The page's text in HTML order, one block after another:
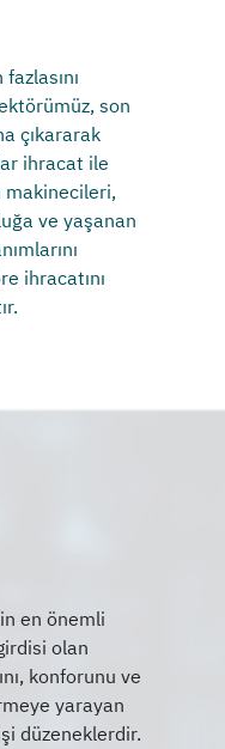
son
çıkararak
ihracat ile
makinecileri,
ve yaşanan
ihracatını
en önemli
olan
konforunu ve
yarayan
düzeneklerdir.